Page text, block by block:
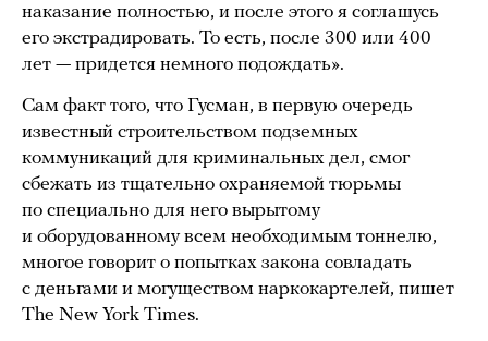
наказание полностью, и после этого я соглашусь
его экстрадировать. То есть, после 300 или 400
лет — придется немного подождать».
Сам факт того, что Гусман, в первую очередь
известный строительством подземных
коммуникаций для криминальных дел, смог
сбежать из тщательно охраняемой тюрьмы
по специально для него вырытому
и оборудованному всем необходимым тоннелю,
многое говорит о попытках закона совладать
с деньгами и могуществом наркокартелей, пишет
The New York Times.